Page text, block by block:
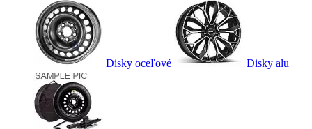
Disky oceľové Disky alu